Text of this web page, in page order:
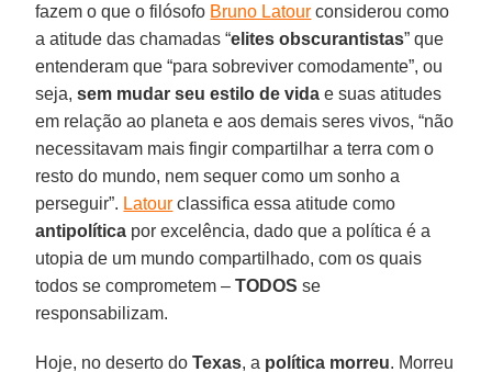
fazem o que o filósofo Bruno Latour considerou como
a atitude das chamadas “elites obscurantistas” que
entenderam que “para sobreviver comodamente”, ou
seja,sem mudar seu estilo de vida e suas atitudes
em relação ao planeta e aos demais seres vivos, “não
necessitavam mais fingir compartilhar a terra com o
resto do mundo, nem sequer como um sonho a
perseguir”. Latour classifica essa atitude como
antipolítica por excelência, dado que a política é a
utopia de um mundo compartilhado, com os quais
todos se comprometem –TODOS se
responsabilizam.
Hoje, no deserto doTexas, a política morreu. Morreu